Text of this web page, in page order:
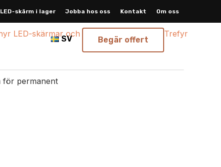
LED-skärm i lager Jobba hos oss Kontakt Om oss
SV Begär offert